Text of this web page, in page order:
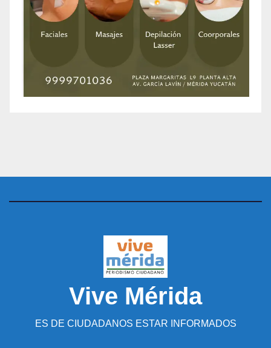
Vive Mérida
ES DE CIUDADANOS ESTAR INFORMADOS